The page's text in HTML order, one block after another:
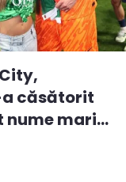
căsătorit
nume mari...